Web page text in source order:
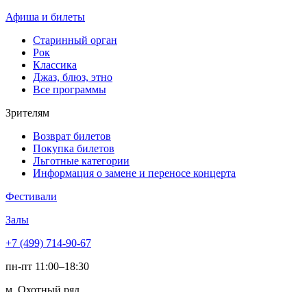
Афиша и билеты
Старинный орган
Рок
Классика
Джаз, блюз, этно
Все программы
Зрителям
Возврат билетов
Покупка билетов
Льготные категории
Информация о замене и переносе концерта
Фестивали
Залы
+7 (499) 714-90-67
пн-пт 11:00–18:30
м. Охотный ряд,